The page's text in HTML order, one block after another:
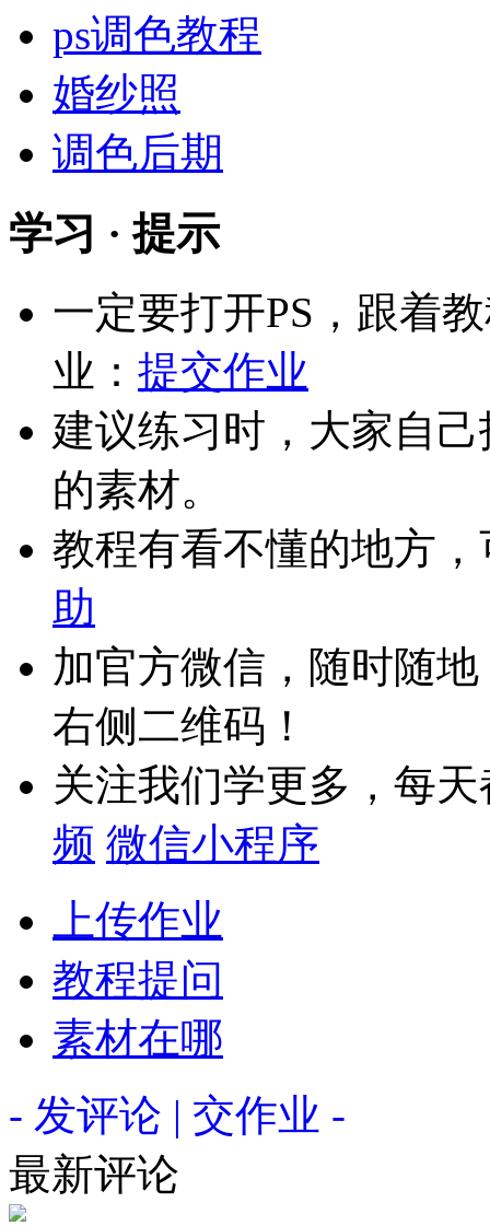
ps调色教程
婚纱照
调色后期
学习 · 提示
一定要打开PS，跟着
业： 提交作业
建议练习时，大家自
的素材。
教程有看不懂的地方
助
加官方微信，随时随
右侧二维码！
关注我们学更多，每
频 微信小程序
上传作业
教程提问
素材在哪
- 发评论 | 交作业 -
最新评论